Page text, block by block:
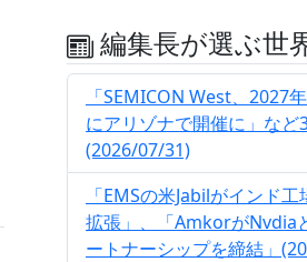
編集長が選ぶ世
「SEMICON West、2027
にアリゾナで開催に」など
(2026/07/31)
「EMSの米Jabilがインド
拡張」、「AmkorがNvdia
ートナーシップを締結」